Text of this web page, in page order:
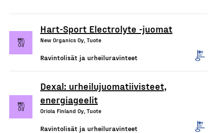
Hart-Sport Electrolyte -juomat
New Organics Oy, Tuote
Ravintolisät ja urheiluravinteet
Dexal: urheilujuomatiivisteet,
energiageelit
Oriola Finland Oy, Tuote
Ravintolisät ja urheiluravinteet